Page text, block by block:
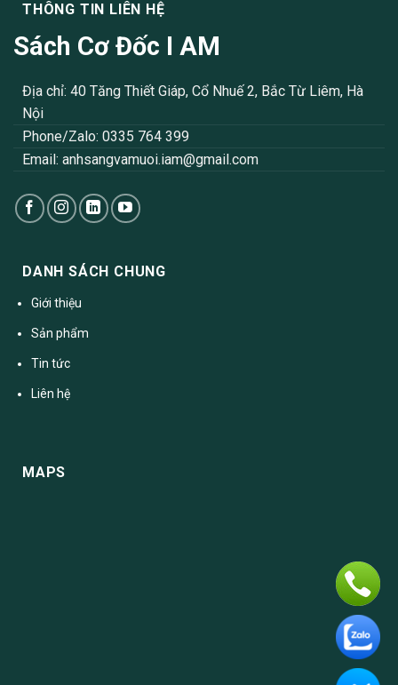
THÔNG TIN LIÊN HỆ
Sách Cơ Đốc I AM
Địa chỉ: 40 Tăng Thiết Giáp, Cổ Nhuế 2, Bắc Từ Liêm, Hà
Nội
Phone/Zalo: 0335 764 399
Email: anhsangvamuoi.iam@gmail.com
DANH SÁCH CHUNG
Giới thiệu
Sản phẩm
Tin tức
Liên hệ
MAPS